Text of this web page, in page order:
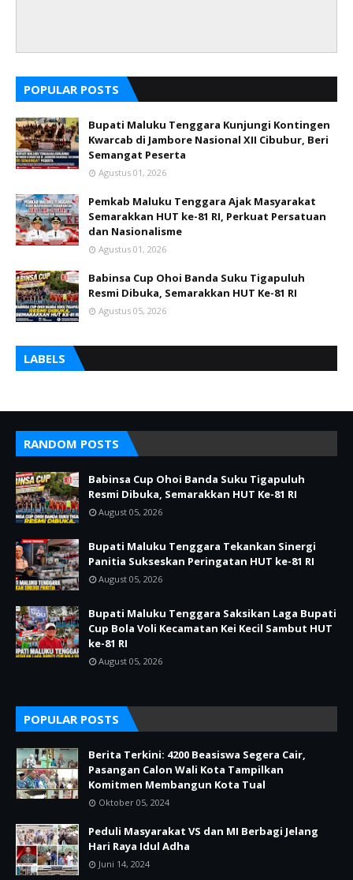
POPULAR POSTS
Bupati Maluku Tenggara Kunjungi Kontingen
Kwarcab di Jambore Nasional XII Cibubur, Beri
Semangat Peserta
Agustus 01, 2026
Pemkab Maluku Tenggara Ajak Masyarakat
Semarakkan HUT ke-81 RI, Perkuat Persatuan
dan Nasionalisme
Agustus 01, 2026
Babinsa Cup Ohoi Banda Suku Tigapuluh
Resmi Dibuka, Semarakkan HUT Ke-81 RI
Agustus 05, 2026
LABELS
RANDOM POSTS
Babinsa Cup Ohoi Banda Suku Tigapuluh
Resmi Dibuka, Semarakkan HUT Ke-81 RI
August 05, 2026
Bupati Maluku Tenggara Tekankan Sinergi
Panitia Sukseskan Peringatan HUT ke-81 RI
August 05, 2026
Bupati Maluku Tenggara Saksikan Laga Bupati
Cup Bola Voli Kecamatan Kei Kecil Sambut HUT
ke-81 RI
August 05, 2026
POPULAR POSTS
Berita Terkini: 4200 Beasiswa Segera Cair,
Pasangan Calon Wali Kota Tampilkan
Komitmen Membangun Kota Tual
Oktober 05, 2024
Peduli Masyarakat VS dan MI Berbagi Jelang
Hari Raya Idul Adha
Juni 14, 2024